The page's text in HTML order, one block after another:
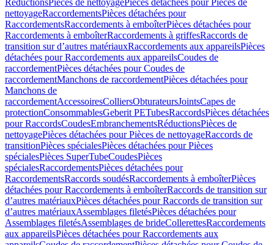
RéductionsPièces de nettoyagePièces détachées pour Pièces de
nettoyageRaccordementsPièces détachées pour
RaccordementsRaccordements à emboîterPièces détachées pour
Raccordements à emboîterRaccordements à griffesRaccords de
transition sur d’autres matériauxRaccordements aux appareilsPièces
détachées pour Raccordements aux appareilsCoudes de
raccordementPièces détachées pour Coudes de
raccordementManchons de raccordementPièces détachées pour
Manchons de
raccordementAccessoiresColliersObturateursJointsCapes de
protectionConsommablesGeberit PETubesRaccordsPièces détachées
pour RaccordsCoudesEmbranchementsRéductionsPièces de
nettoyagePièces détachées pour Pièces de nettoyageRaccords de
transitionPièces spécialesPièces détachées pour Pièces
spécialesPièces SuperTubeCoudesPièces
spécialesRaccordementsPièces détachées pour
RaccordementsRaccords soudésRaccordements à emboîterPièces
détachées pour Raccordements à emboîterRaccords de transition sur
d’autres matériauxPièces détachées pour Raccords de transition sur
d’autres matériauxAssemblages filetésPièces détachées pour
Assemblages filetésAssemblages de brideCollerettesRaccordements
aux appareilsPièces détachées pour Raccordements aux